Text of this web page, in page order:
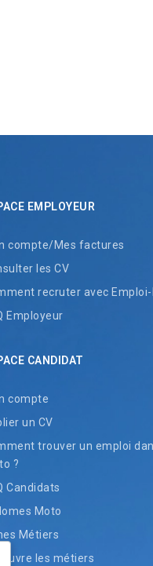
EMPLOYEUR
compte/Mes factures
les CV
recruter avec
Employeur
CANDIDAT
compte
un CV
trouver un emploi
?
Candidats
Moto
Métiers
les métiers